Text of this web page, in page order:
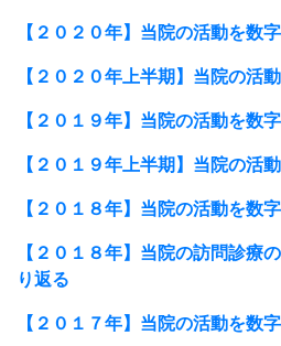
【２０２０年】当院の活動を数
【２０２０年上半期】当院の活
【２０１９年】当院の活動を数
【２０１９年上半期】当院の活
【２０１８年】当院の活動を数
【２０１８年】当院の訪問診療
り返る
【２０１７年】当院の活動を数